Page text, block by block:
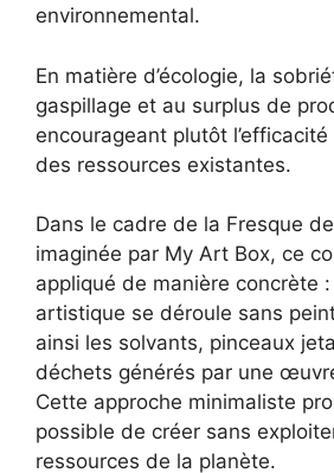
environnemental.
En matière d’écologie, la
gaspillage et au surplus de
encourageant plutôt
des ressources existantes.
Dans le cadre de la Fresque
imaginée par My Art Box, ce
appliqué de manière concrète :
artistique se déroule sans
ainsi les solvants, pinceaux
déchets générés par une
Cette approche minimaliste
possible de créer sans
ressources de la planète.